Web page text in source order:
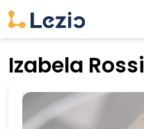
Izabela Rossi